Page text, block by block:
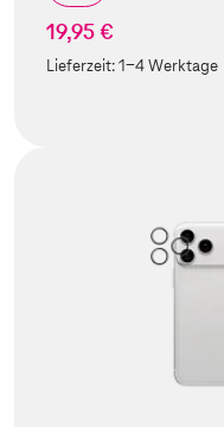
19,95 €
Lieferzeit:1-4 Werktage